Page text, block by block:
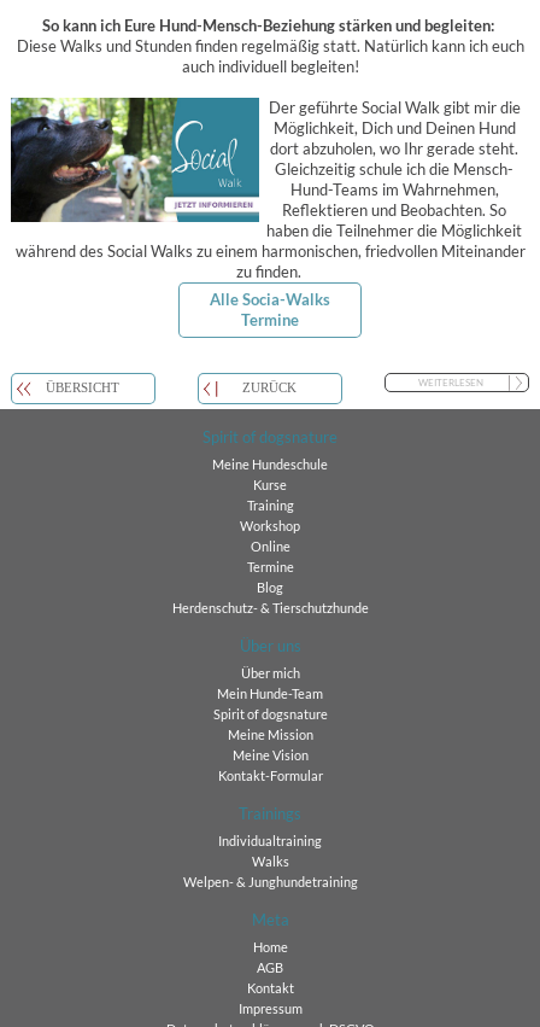
So kann ich Eure Hund-Mensch-Beziehung stärken und begleiten:
Diese Walks und Stunden finden regelmäßig statt. Natürlich kann ich euch
auch individuell begleiten!
Der geführte Social Walk gibt mir die
Möglichkeit, Dich und Deinen Hund
dort abzuholen, wo Ihr gerade steht.
Gleichzeitig schule ich die Mensch-
Hund-Teams im Wahrnehmen,
Reflektieren und Beobachten. So
haben die Teilnehmer die Möglichkeit
während des Social Walks zu einem harmonischen, friedvollen Miteinander
zu finden.
Alle Socia-Walks
Termine
ÜBERSICHT ZURÜCK WEITERLESEN
Spirit of dogsnature
Meine Hundeschule
Kurse
Training
Workshop
Online
Termine
Blog
Herdenschutz- & Tierschutzhunde
Über uns
Über mich
Mein Hunde-Team
Spirit of dogsnature
Meine Mission
Meine Vision
Kontakt-Formular
Trainings
Individualtraining
Walks
Welpen- & Junghundetraining
Meta
Home
AGB
Kontakt
Impressum